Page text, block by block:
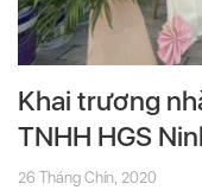
Khai trương
TNHH HGS
Bình
26 Tháng Chín, 2020